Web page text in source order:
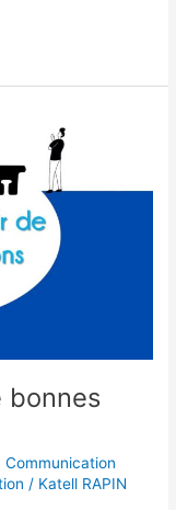
bonnes
Communication
/ Katell RAPIN